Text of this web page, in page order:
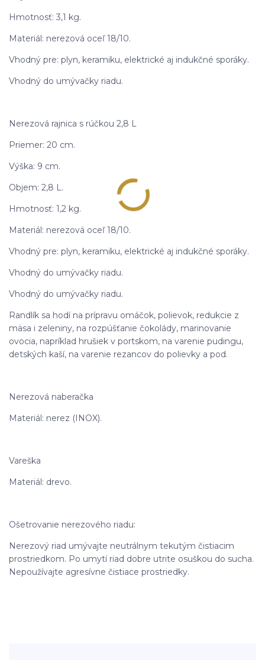
Hmotnosť: 3,1 kg.
Materiál: nerezová oceľ 18/10.
Vhodný pre: plyn, keramiku, elektrické aj indukčné sporáky.
Vhodný do umývačky riadu.
Nerezová rajnica s rúčkou 2,8 L
Priemer: 20 cm.
Výška: 9 cm.
Objem: 2,8 L.
Hmotnosť: 1,2 kg.
Materiál: nerezová oceľ 18/10.
Vhodný pre: plyn, keramiku, elektrické aj indukčné sporáky.
Vhodný do umývačky riadu.
Vhodný do umývačky riadu.
Randlík sa hodí na prípravu omáčok, polievok, redukcie z
mäsa i zeleniny, na rozpúšťanie čokolády, marinovanie
ovocia, napríklad hrušiek v portskom, na varenie pudingu,
detských kaší, na varenie rezancov do polievky a pod.
Nerezová naberačka
Materiál: nerez (INOX).
Vareška
Materiál: drevo.
Ošetrovanie nerezového riadu:
Nerezový riad umývajte neutrálnym tekutým čistiacim
prostriedkom. Po umytí riad dobre utrite osuškou do sucha.
Nepoužívajte agresívne čistiace prostriedky.